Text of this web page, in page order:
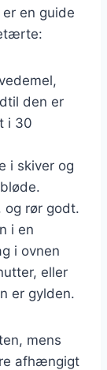
en guide
den er
i 30
i skiver og
rør godt.
i en
i ovnen
eller
er gylden.
mens
afhængigt